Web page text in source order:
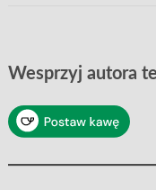
Wesprzyj autora